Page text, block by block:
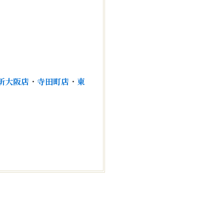
大阪店 ・ 寺田町店 ・ 東